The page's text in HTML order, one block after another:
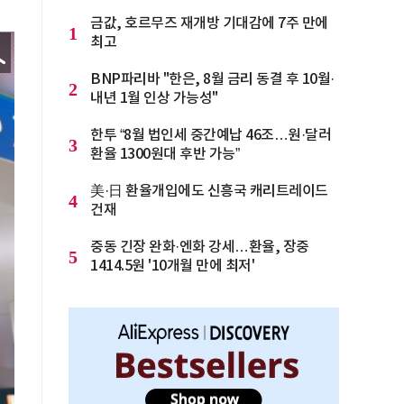
1
금값, 호르무즈 재개방 기대감에 7주 만에
최고
2
BNP파리바 "한은, 8월 금리 동결 후 10월·
내년 1월 인상 가능성"
3
한투 “8월 법인세 중간예납 46조…원·달러
환율 1300원대 후반 가능”
4
美·日 환율개입에도 신흥국 캐리트레이드
건재
5
중동 긴장 완화·엔화 강세…환율, 장중
1414.5원 '10개월 만에 최저'